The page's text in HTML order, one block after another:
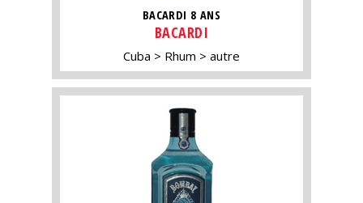
BACARDI 8 ANS
BACARDI
Cuba Rhum autre